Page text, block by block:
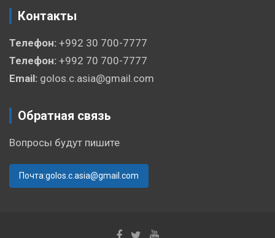
Контакты
Телефон: +992 30 700-7777
Телефон: +992 70 700-7777
Email: golos.c.asia@gmail.com
Обратная связь
Вопросы будут пишите
Почта:golos.c.asia@gmail.com